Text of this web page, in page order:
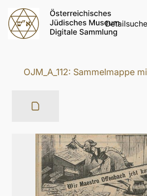
Detailsuche
OJM_A_112: Sammelmappe